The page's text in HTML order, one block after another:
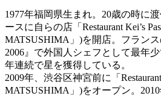
1977年福岡県生まれ。20歳の時に
ースに自らの店「Restaurant Kei’s
MATSUSHIMA」)を開店。フラン
2006』で外国人シェフとして最年
年連続で星を獲得している。
2009年、渋谷区神宮前に「
MATSUSHIMA」)をオープン。